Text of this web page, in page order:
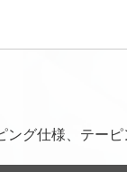
ング仕様、テー